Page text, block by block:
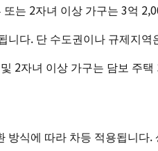
는 2자녀 이상 가구는 3억
니다. 단 수도권이나 규제지
2자녀 이상 가구는 담보 주
식에 따라 차등 적용됩니다.